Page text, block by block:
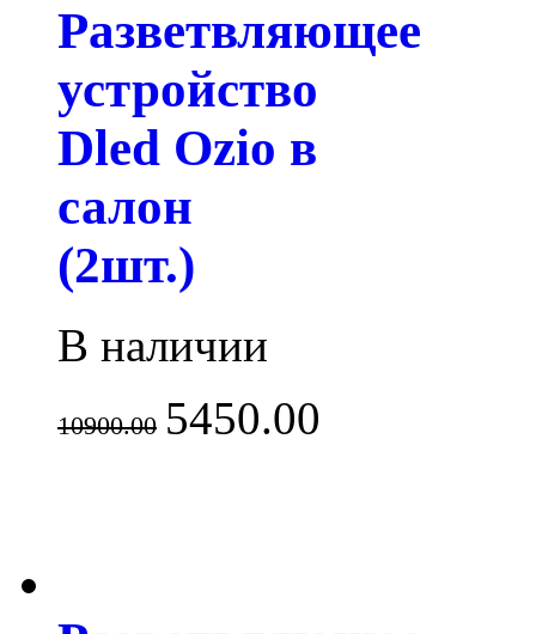
Разветвляющее
устройство
Dled Ozio в
салон
(2шт.)
В наличии
10900.00 5450.00